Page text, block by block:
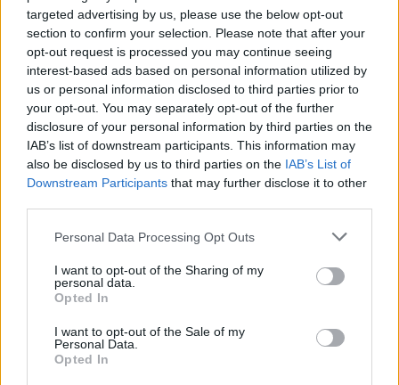
targeted advertising by us, please use the below opt-out
section to confirm your selection. Please note that after your
opt-out request is processed you may continue seeing
interest-based ads based on personal information utilized by
us or personal information disclosed to third parties prior to
your opt-out. You may separately opt-out of the further
disclosure of your personal information by third parties on the
IAB’s list of downstream participants. This information may
also be disclosed by us to third parties on the IAB’s List of
Downstream Participants that may further disclose it to other
Personal Data Processing Opt Outs
I want to opt-out of the Sharing of my
personal data.
Opted In
I want to opt-out of the Sale of my
Personal Data.
Opted In
allenatore con idee moderne e importanti anche se con il
Manchester United (contrariamente a quanto accaduto con lo
Sporting CP) non lo ha dimostrato. Anzi, è stato un fallimento.
Ma le sue strategie tattiche non si discutono, il problema è un
altro: al Milan è già stato provato che un allenatore
sufficientemente bravo non è garanzia di risultati all’altezza
del blasone del club. Perché manca tutto il resto,
organizzazione e programmazione, con Cardinale al comando
ormai i tifosi si sono abituati a situazioni opposte. Oggi il Milan
è questo e nulla più.